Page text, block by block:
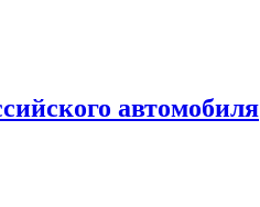
автомобиля